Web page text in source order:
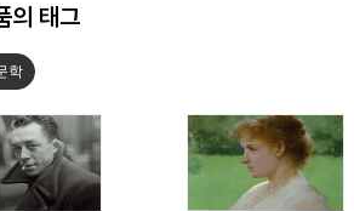
의 태그
학